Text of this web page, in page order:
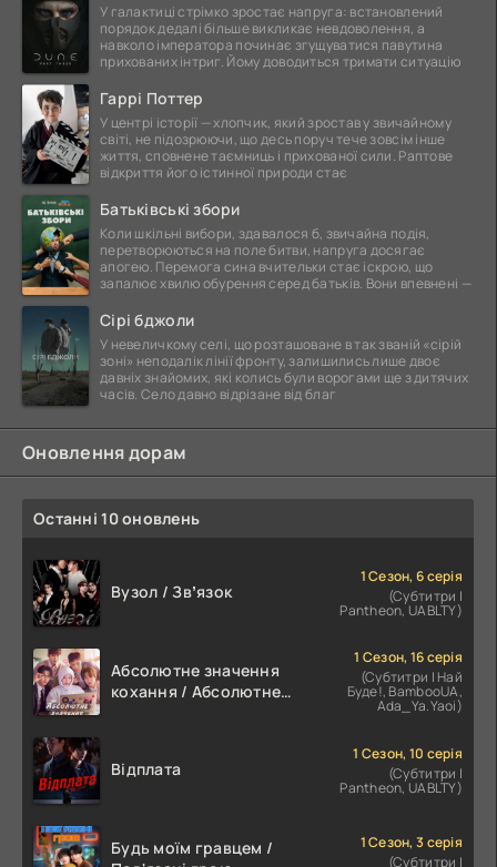
У галактиці стрімко зростає напруга: встановлений
порядок дедалі більше викликає невдоволення, а
навколо імператора починає згущуватися павутина
прихованих інтриг. Йому доводиться тримати ситуацію
Гаррі Поттер
У центрі історії — хлопчик, який зростав у звичайному
світі, не підозрюючи, що десь поруч тече зовсім інше
життя, сповнене таємниць і прихованої сили. Раптове
відкриття його істинної природи стає
Батьківські збори
Коли шкільні вибори, здавалося б, звичайна подія,
перетворюються на поле битви, напруга досягає
апогею. Перемога сина вчительки стає іскрою, що
запалює хвилю обурення серед батьків. Вони впевнені —
Сірі бджоли
У невеличкому селі, що розташоване в так званій «сірій
зоні» неподалік лінії фронту, залишились лише двоє
давніх знайомих, які колись були ворогами ще з дитячих
часів. Село давно відрізане від благ
Оновлення дорам
Останні 10 оновлень
Вузол / Звʼязок
1 Сезон, 6 серія
(Субтитри |
Pantheon, UABLTY)
Абсолютне значення
кохання / Абсолютне
1 Сезон, 16 серія
(Субтитри | Най
Буде!, BambooUA,
Ada_Ya.Yaoi)
Відплата
1 Сезон, 10 серія
(Субтитри |
Pantheon, UABLTY)
Будь моїм гравцем /
1 Сезон, 3 серія
(Субтитри |